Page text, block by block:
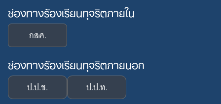
ช่องทางร้องเรียนทุจริตภายใน
กสศ.
ช่องทางร้องเรียนทุจริตภายนอก
ป.ป.ช. ป.ป.ท.